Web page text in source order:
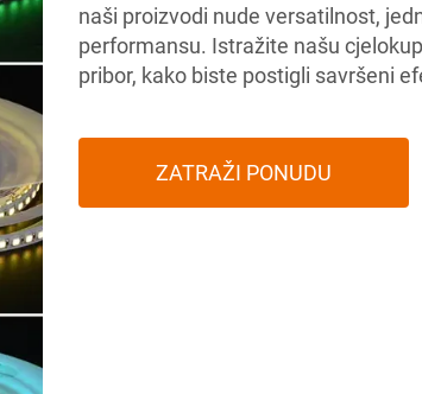
naši proizvodi nude versatilnost,
performansu. Istražite našu
pribor, kako biste postigli savršeni
ZATRAŽI PONUDU